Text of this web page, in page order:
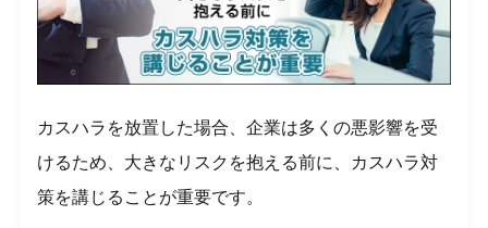
カスハラを放置した場合、企業は多くの悪影響を受
けるため、大きなリスクを抱える前に、カスハラ対
策を講じることが重要です。